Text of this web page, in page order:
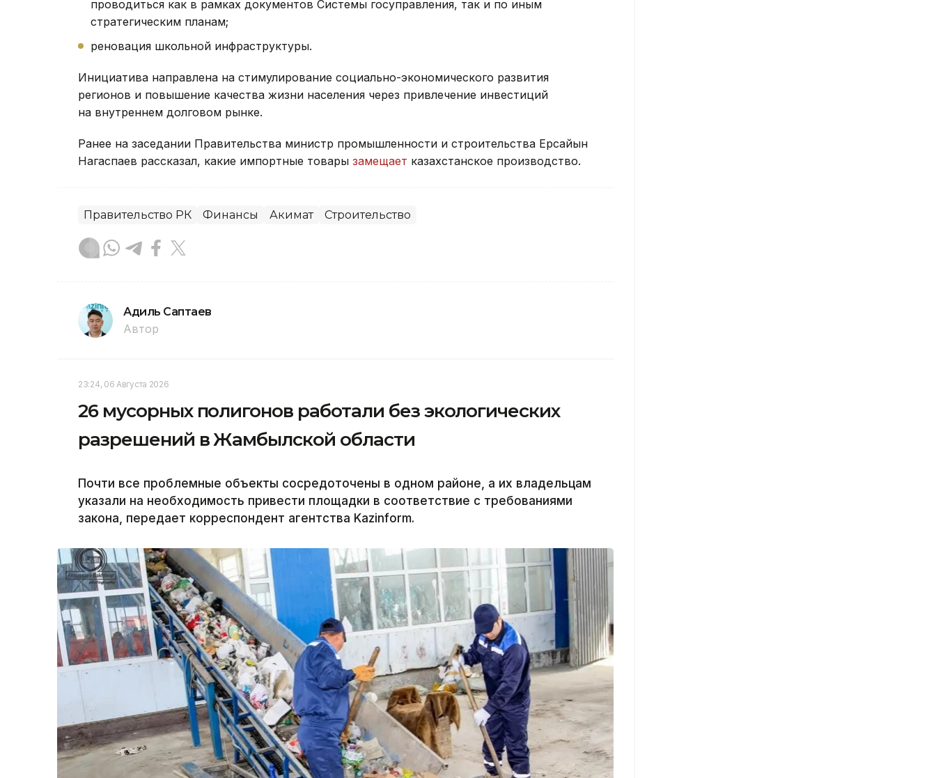
проводиться как в рамках документов Системы госуправления, так и по иным
стратегическим планам;
реновация школьной инфраструктуры.
Инициатива направлена на стимулирование социально-экономического развития
регионов и повышение качества жизни населения через привлечение инвестиций
на внутреннем долговом рынке.
Ранее на заседании Правительства министр промышленности и строительства Ерсайын
Нагаспаев рассказал, какие импортные товары замещает казахстанское производство.
Правительство РК Финансы Акимат Строительство
Адиль Саптаев
Автор
23:24, 06 Августа 2026
26 мусорных полигонов работали без экологических
разрешений в Жамбылской области
Почти все проблемные объекты сосредоточены в одном районе, а их владельцам
указали на необходимость привести площадки в соответствие с требованиями
закона, передает корреспондент агентства Kazinform.